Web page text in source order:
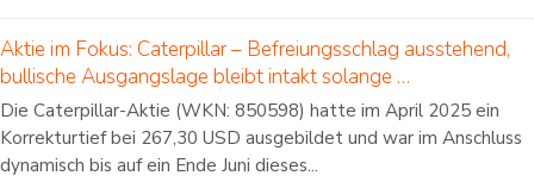
Aktie im Fokus: Caterpillar – Befreiungsschlag ausstehend,
bullische Ausgangslage bleibt intakt solange …
Die Caterpillar-Aktie (WKN: 850598) hatte im April 2025 ein
Korrekturtief bei 267,30 USD ausgebildet und war im Anschluss
dynamisch bis auf ein Ende Juni dieses...